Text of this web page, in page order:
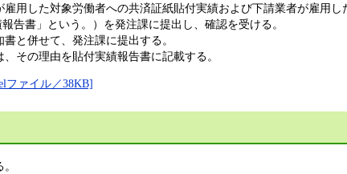
用した対象労働者への共済証紙貼付実績および下請業者が雇用
告書」という。）を発注課に提出し、確認を受ける。
と併せて、発注課に提出する。
その理由を貼付実績報告書に記載する。
ファイル／38KB]